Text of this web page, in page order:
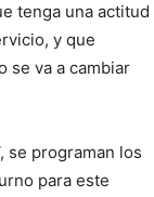
tenga una actitud
y que
se va a cambiar
se programan los
para este